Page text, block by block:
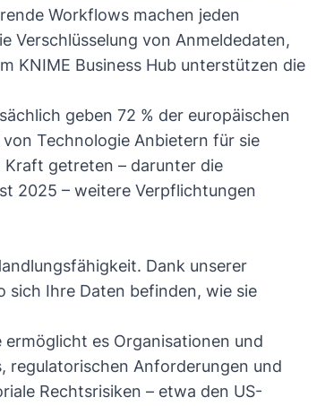
Workflows machen jeden
Verschlüsselung von Anmeldedaten,
KNIME Business Hub unterstützen die
geben 72 % der europäischen
Technologie Anbietern für sie
getreten – darunter die
2025 – weitere Verpflichtungen
Dank unserer
sich Ihre Daten befinden, wie sie
es Organisationen und
regulatorischen Anforderungen und
Rechtsrisiken – etwa den US-